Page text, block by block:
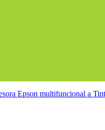
Epson multifuncional a